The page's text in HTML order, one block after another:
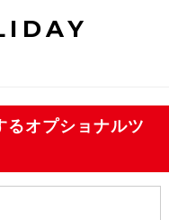
るオプショナルツ